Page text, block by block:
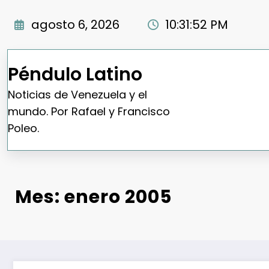
agosto 6, 2026 10:31:53 PM
Péndulo Latino
Noticias de Venezuela y el
mundo. Por Rafael y Francisco
Poleo.
Mes:enero 2005